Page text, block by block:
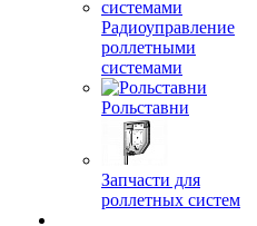
Радиоуправление
роллетными
системами
Рольставни
Запчасти для
роллетных систем